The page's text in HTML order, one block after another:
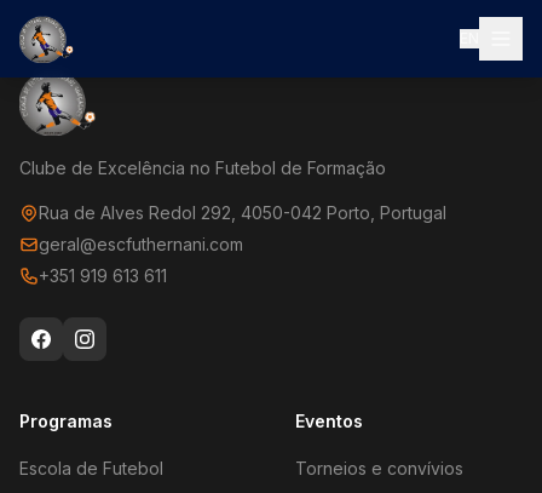
Clube de Excelência no Futebol de Formação
Rua de Alves Redol 292, 4050-042 Porto, Portugal
geral@escfuthernani.com
+351 919 613 611
Programas
Escola de Futebol
Eventos
Torneios e convívios